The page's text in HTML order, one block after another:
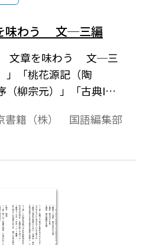
を味わう 文─三編
文章を味わう 文─三
」「桃花源記（陶
（柳宗元）」「古典I
スト問題作成されると
書籍（株） 国語編集部